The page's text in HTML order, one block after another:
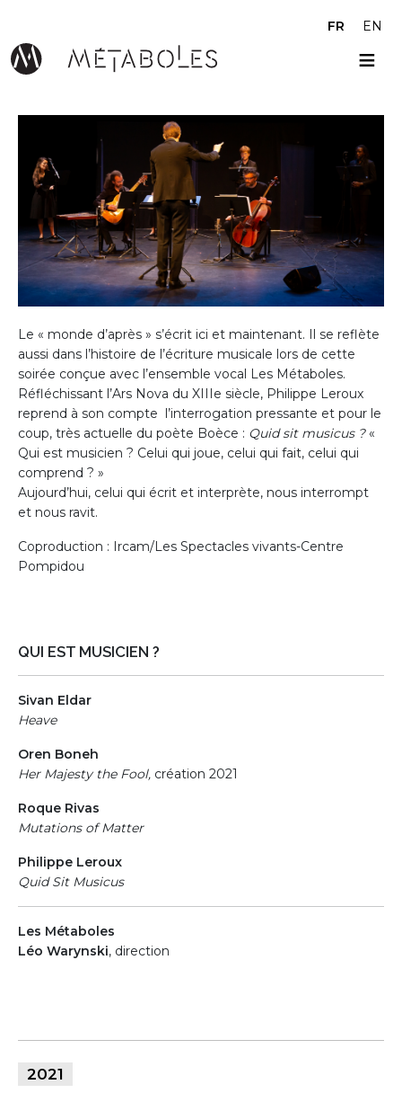
EN
FR
Le « monde d’après » s’écrit ici et maintenant. Il se reflète
aussi dans l’histoire de l’écriture musicale lors de cette
soirée conçue avec l’ensemble vocal Les Métaboles.
Réfléchissant l’Ars Nova du XIIIe siècle, Philippe Leroux
reprend à son compte l’interrogation pressante et pour le
coup, très actuelle du poète Boèce : Quid sit musicus ?«
Qui est musicien ? Celui qui joue, celui qui fait, celui qui
comprend ? »
Aujourd’hui, celui qui écrit et interprète, nous interrompt
et nous ravit.
Coproduction : Ircam/Les Spectacles vivants-Centre
Pompidou
QUI EST MUSICIEN ?
Sivan Eldar
Heave
Oren Boneh
Her Majesty the Fool, création 2021
Roque Rivas
Mutations of Matter
Philippe Leroux
Quid Sit Musicus
Les Métaboles
Léo Warynski, direction
2021